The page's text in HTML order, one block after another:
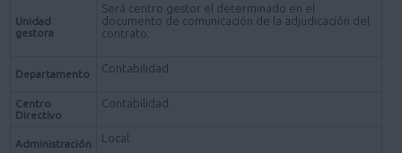
Unidad
gestora
Será centro gestor el determinado en el
documento de comunicación de la adjudicación del
contrato.
Departamento Contabilidad.
Centro
Directivo
Contabilidad.
Administración Local.